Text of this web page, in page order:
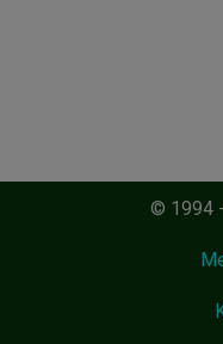
© 1994